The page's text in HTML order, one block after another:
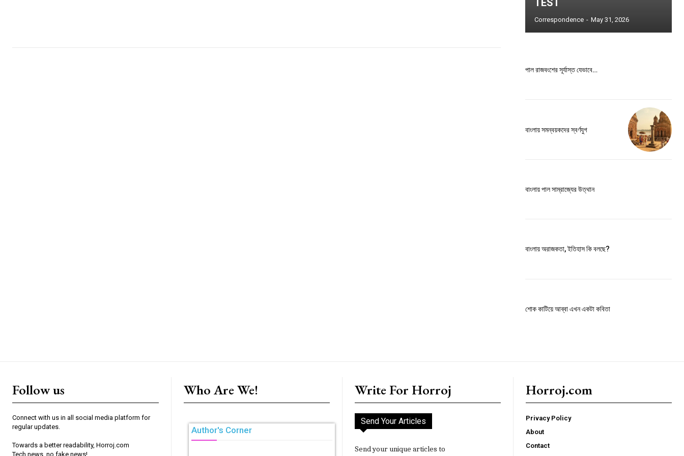
TEST
Correspondence - May 31, 2026
পাল রাজবংশের সূর্যাস্ত যেভাবে…
বাংলায় সমন্বয়কদের স্বর্ণযুগ
বাংলায় পাল সাম্রাজ্যের উত্থান
বাংলায় অরাজকতা, ইতিহাস কি বলছে?
শোক কাটিয়ে আব্বা এখন একটা কবিতা
Follow us
Connect with us in all social media platform for
regular updates.
Towards a better readability, Horroj.com
Tech news, no fake news!
Who Are We!
Author's Corner
Write For Horroj
Send Your Articles
Send your unique articles to
Horroj.com
Privacy Policy
About
Contact